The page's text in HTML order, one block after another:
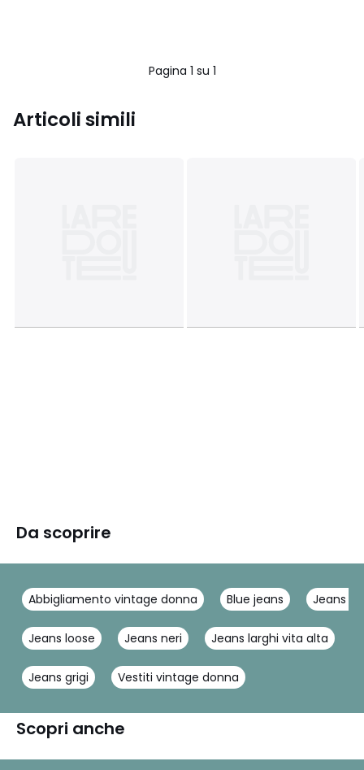
Pagina 1 su 1
Articoli simili
Da scoprire
Abbigliamento vintage donna Blue jeans Jeans
Jeans loose Jeans neri Jeans larghi vita alta
Jeans grigi Vestiti vintage donna
Scopri anche